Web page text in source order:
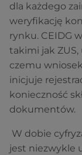
dla każdego
weryfikację
rynku. CEIDG
takimi jak ZUS,
czemu
inicjuje
konieczność
dokumentów.
W dobie
jest niezwykle